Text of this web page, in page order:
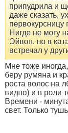
припудрила и
даже сказать,
Нигде не могу
Эйвон, но в
встречал у
Мне тоже
беру румяна и
роста волос на
видно) и в роли
Времени -
свет. Только